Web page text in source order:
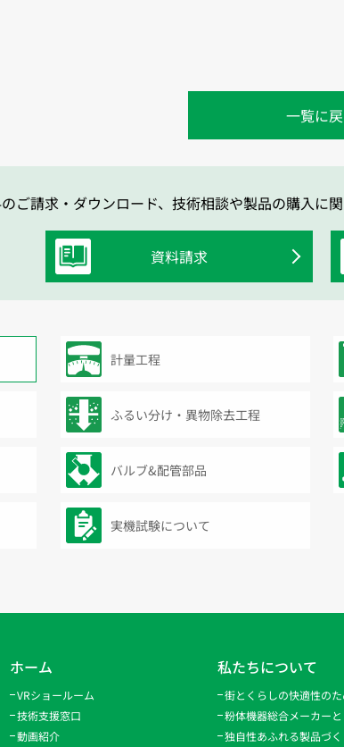
一覧に
ご請求・ダウンロード、技術相談や製品の購入に
資料請求
計量工程
ふるい分け・異物除去工程
バルブ&配管部品
実機試験について
ホーム
VRショールーム
技術支援窓口
動画紹介
私たちについて
街とくらしの快適性の
粉体機器総合メーカー
独自性あふれる製品づく